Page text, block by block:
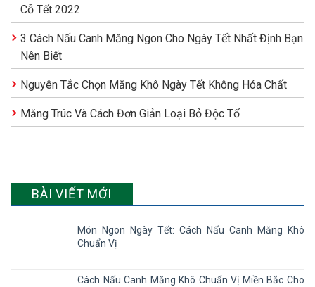
Cỗ Tết 2022
3 Cách Nấu Canh Măng Ngon Cho Ngày Tết Nhất Định Bạn
Nên Biết
Nguyên Tắc Chọn Măng Khô Ngày Tết Không Hóa Chất
Măng Trúc Và Cách Đơn Giản Loại Bỏ Độc Tố
BÀI VIẾT MỚI
Món Ngon Ngày Tết: Cách Nấu Canh Măng Khô
Chuẩn Vị
Cách Nấu Canh Măng Khô Chuẩn Vị Miền Bắc Cho